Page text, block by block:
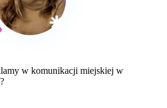
w komunikacji miejskiej w